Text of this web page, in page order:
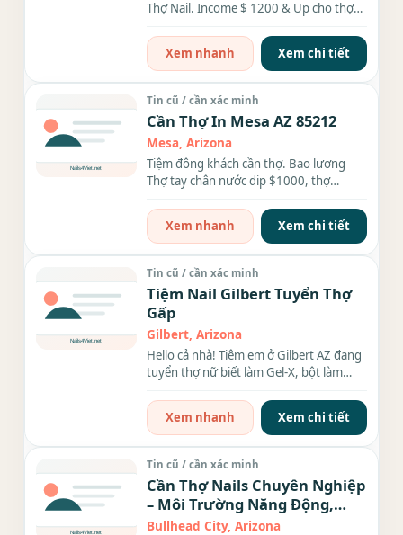
Thợ Nail. Income $ 1200 & Up cho thợ
Xem nhanh
Xem chi tiết
Tin cũ / cần xác minh
Cần Thợ In Mesa AZ 85212
Mesa, Arizona
Tiệm đông khách cần thợ. Bao lương
Thợ tay chân nước dip $1000, thợ
Xem nhanh
Xem chi tiết
Tin cũ / cần xác minh
Tiệm Nail Gilbert Tuyển Thợ
Gấp
Gilbert, Arizona
Hello cả nhà! Tiệm em ở Gilbert AZ đang
tuyển thợ nữ biết làm Gel-X, bột làm
Xem nhanh
Xem chi tiết
Tin cũ / cần xác minh
Cần Thợ Nails Chuyên Nghiệp
– Môi Trường Năng Động,
Lương Cao, Tip Hậu!
Bullhead City, Arizona